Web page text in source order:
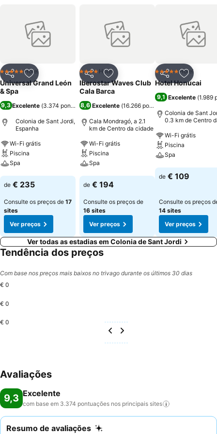
PartilharAdicionar aos favoritos
5 EstrelasHotel
Universal Grand León
& Spa
9,3Excelente (3.374 pontuações)
Colonia de Sant Jordi,
Espanha
Wi-Fi grátis
Piscina
Spa
Ver preços
de € 235
Consulte os preços de 17
sites
Ver preços
PartilharAdicionar aos favoritos
4 EstrelasHotel
Iberostar Waves Club
Cala Barca
8,6 Excelente (16.266 pontuações
Cala Mondragó, a 2.1
km de Centro da cidade
Wi-Fi grátis
Piscina
Spa
Ver preços
de € 194
Consulte os preços de
16 sites
Ver preços
Partilhar
5 EstrelasHotel
Hotel Honucai
9,1 Excelente (1.989
Colonia de Sant
0.3 km de Centro
Wi-Fi grátis
Piscina
Spa
Ver preços
de € 109
Consulte os preços
14 sites
Ver preços
Ver todas as estadias em Colonia de Sant Jordi
Tendência dos preços
Com base nos preços mais baixos no trivago durante os últimos 30 dias
€ 0
€ 0
€ 0
Avaliações
9,3 Excelente
com base em 3.374 pontuações nos principais sites
Resumo de avaliações